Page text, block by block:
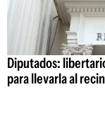
Diputados:
para llevarla al